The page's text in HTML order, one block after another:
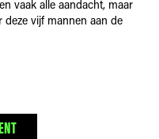
vaak alle aandacht, maar
vijf mannen aan de